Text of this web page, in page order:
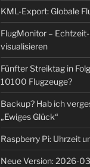
KML-Export: Globale
FlugMonitor –
visualisieren
Fünfter Streiktag in
10100 Flugzeuge?
Backup? Hab ich
„Ewiges Glück“
Raspberry Pi: Uhrzeit
Neue Version: 2026-